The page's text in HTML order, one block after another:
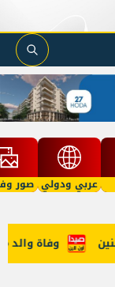
عربي ودولي صور
وفاة والد